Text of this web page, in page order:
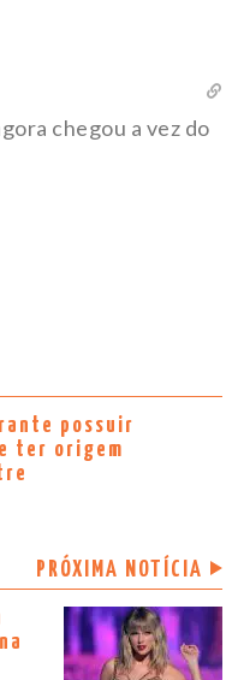
chegou a vez do
possuir
ter origem
PRÓXIMA NOTÍCIA